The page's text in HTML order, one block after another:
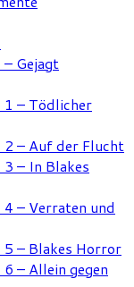
Gejagt
– Tödlicher
– Auf der Flucht
– In Blakes
– Verraten und
– Blakes Horror
– Allein gegen